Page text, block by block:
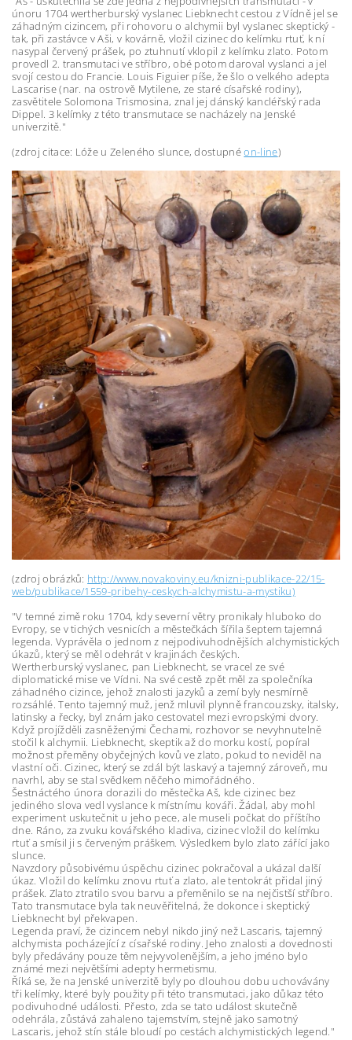
únoru 1704 wertherburský vyslanec Liebknecht cestou z Vídně jel se
záhadným cizincem, při rohovoru o alchymii byl vyslanec skeptický -
tak, při zastávce v Aši, v kovárně, vložil cizinec do kelímku rtuť, k ní
nasypal červený prášek, po ztuhnutí vklopil z kelímku zlato. Potom
provedl 2. transmutaci ve stříbro, obé potom daroval vyslanci a jel
svojí cestou do Francie. Louis Figuier píše, že šlo o velkého adepta
Lascarise (nar. na ostrově Mytilene, ze staré císařské rodiny),
zasvětitele Solomona Trismosina, znal jej dánský kancléřský rada
Dippel. 3 kelímky z této transmutace se nacházely na Jenské
univerzitě."
(zdroj citace: Lóže u Zeleného slunce, dostupnéon-line)
(zdroj obrázků: http://www.novakoviny.eu/knizni-publikace-22/15-
web/publikace/1559-pribehy-ceskych-alchymistu-a-mystiku)
"V temné zimě roku 1704, kdy severní větry pronikaly hluboko do
Evropy, se v tichých vesnicích a městečkách šířila šeptem tajemná
legenda. Vyprávěla o jednom z nejpodivuhodnějších alchymistických
úkazů, který se měl odehrát v krajinách českých.
Wertherburský vyslanec, pan Liebknecht, se vracel ze své
diplomatické mise ve Vídni. Na své cestě zpět měl za společníka
záhadného cizince, jehož znalosti jazyků a zemí byly nesmírně
rozsáhlé. Tento tajemný muž, jenž mluvil plynně francouzsky, italsky,
latinsky a řecky, byl znám jako cestovatel mezi evropskými dvory.
Když projížděli zasněženými Čechami, rozhovor se nevyhnutelně
stočil k alchymii. Liebknecht, skeptik až do morku kostí, popíral
možnost přeměny obyčejných kovů ve zlato, pokud to neviděl na
vlastní oči. Cizinec, který se zdál být laskavý a tajemný zároveň, mu
navrhl, aby se stal svědkem něčeho mimořádného.
Šestnáctého února dorazili do městečka Aš, kde cizinec bez
jediného slova vedl vyslance k místnímu kováři. Žádal, aby mohl
experiment uskutečnit u jeho pece, ale museli počkat do příštího
dne. Ráno, za zvuku kovářského kladiva, cizinec vložil do kelímku
rtuť a smísil ji s červeným práškem. Výsledkem bylo zlato zářící jako
slunce.
Navzdory působivému úspěchu cizinec pokračoval a ukázal další
úkaz. Vložil do kelímku znovu rtuť a zlato, ale tentokrát přidal jiný
prášek. Zlato ztratilo svou barvu a přeměnilo se na nejčistší stříbro.
Tato transmutace byla tak neuvěřitelná, že dokonce i skeptický
Liebknecht byl překvapen.
Legenda praví, že cizincem nebyl nikdo jiný než Lascaris, tajemný
alchymista pocházející z císařské rodiny. Jeho znalosti a dovednosti
byly předávány pouze těm nejvyvolenějším, a jeho jméno bylo
známé mezi největšími adepty hermetismu.
Říká se, že na Jenské univerzitě byly po dlouhou dobu uchovávány
tři kelímky, které byly použity při této transmutaci, jako důkaz této
podivuhodné události. Přesto, zda se tato událost skutečně
odehrála, zůstává zahaleno tajemstvím, stejně jako samotný
Lascaris, jehož stín stále bloudí po cestách alchymistických legend."